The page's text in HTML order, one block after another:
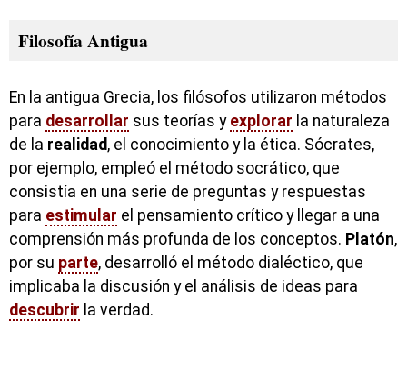
Filosofía Antigua
En la antigua Grecia, los filósofos utilizaron métodos
para desarrollar sus teorías y explorar la naturaleza
de la realidad, el conocimiento y la ética. Sócrates,
por ejemplo, empleó el método socrático, que
consistía en una serie de preguntas y respuestas
para estimular el pensamiento crítico y llegar a una
comprensión más profunda de los conceptos. Platón,
por su parte, desarrolló el método dialéctico, que
implicaba la discusión y el análisis de ideas para
descubrir la verdad.